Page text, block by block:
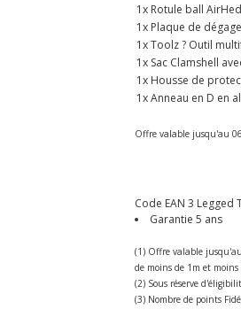
1x Rotule ball
1x Plaque de
1x Toolz ? Outil
1x Sac Clamshell
1x Housse de
1x Anneau en D en
Offre valable jusqu'au
Code EAN 3
Garantie 5 ans
(1) Offre valable
de moins de 1m et moins
(2) Sous réserve
(3) Nombre de points